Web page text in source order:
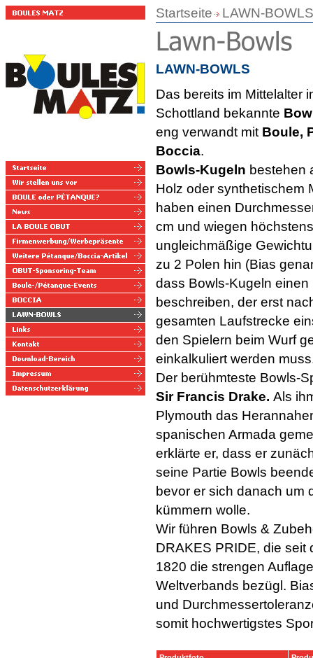
Startseite LAWN-BOWLS
LAWN-BOWLS
Das bereits im Mittelalter
Schottland bekannte
eng verwandt mit Boule,
Boccia.
Bowls-Kugeln bestehen
Holz oder synthetischem
haben einen
cm und wiegen
ungleichmäßige
zu 2 Polen hin (Bias
dass Bowls-Kugeln einen
beschreiben, der erst
gesamten Laufstrecke
den Spielern beim Wurf
einkalkuliert werden
Der berühmteste Bowls-
Sir Francis Drake. Als
Plymouth das
spanischen Armada
erklärte er, dass er
seine Partie Bowls
bevor er sich danach um
kümmern wolle.
Wir führen Bowls &
DRAKES PRIDE, die seit
1820 die strengen
Weltverbands bezügl.
und
somit hochwertigstes